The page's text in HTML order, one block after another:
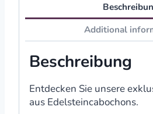
Additional
Beschreibung
Entdecken Sie unsere
aus Edelsteincabochons.